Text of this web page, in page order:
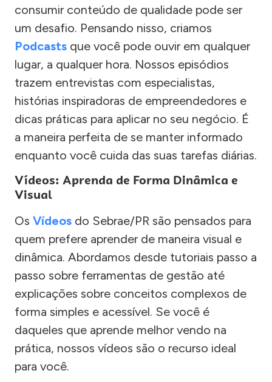
consumir conteúdo de qualidade pode ser
um desafio. Pensando nisso, criamos
Podcasts que você pode ouvir em qualquer
lugar, a qualquer hora. Nossos episódios
trazem entrevistas com especialistas,
histórias inspiradoras de empreendedores e
dicas práticas para aplicar no seu negócio. É
a maneira perfeita de se manter informado
enquanto você cuida das suas tarefas diárias.
Vídeos: Aprenda de Forma Dinâmica e
Visual
Os Vídeos do Sebrae/PR são pensados para
quem prefere aprender de maneira visual e
dinâmica. Abordamos desde tutoriais passo a
passo sobre ferramentas de gestão até
explicações sobre conceitos complexos de
forma simples e acessível. Se você é
daqueles que aprende melhor vendo na
prática, nossos vídeos são o recurso ideal
para você.